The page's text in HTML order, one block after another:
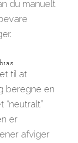
du manuelt
til at
beregne en
er
afviger